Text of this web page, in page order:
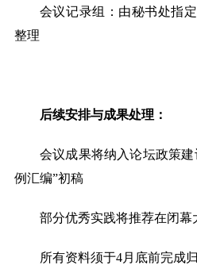
会议记录组：由秘书处指
整理
后续安排与成果处理 ：
会议成果将纳入论坛政策建
例汇编”初稿
部分优秀实践将推荐在闭幕
所有资料须于4月底前完成